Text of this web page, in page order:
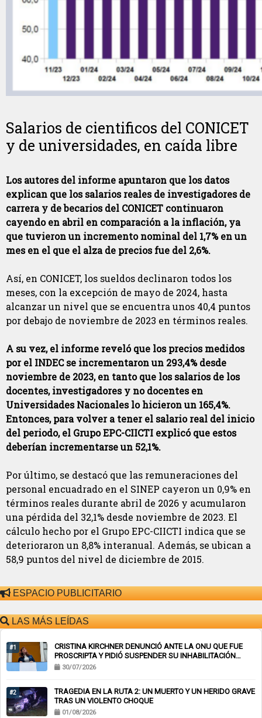
Salarios de cientificos del CONICET
y de universidades, en caída libre
Los autores del informe apuntaron que los datos
explican que los salarios reales de investigadores de
carrera y de becarios del CONICET continuaron
cayendo en abril en comparación a la inflación, ya
que tuvieron un incremento nominal del 1,7% en un
mes en el que el alza de precios fue del 2,6%.
Así, en CONICET, los sueldos declinaron todos los
meses, con la excepción de mayo de 2024, hasta
alcanzar un nivel que se encuentra unos 40,4 puntos
por debajo de noviembre de 2023 en términos reales.
A su vez, el informe reveló que los precios medidos
por el INDEC se incrementaron un 293,4% desde
noviembre de 2023, en tanto que los salarios de los
docentes, investigadores y no docentes en
Universidades Nacionales lo hicieron un 165,4%.
Entonces, para volver a tener el salario real del inicio
del periodo, el Grupo EPC-CIICTI explicó que estos
deberían incrementarse un 52,1%.
Por último, se destacó que las remuneraciones del
personal encuadrado en el SINEP cayeron un 0,9% en
términos reales durante abril de 2026 y acumularon
una pérdida del 32,1% desde noviembre de 2023. El
cálculo hecho por el Grupo EPC-CIICTI indica que se
deterioraron un 8,8% interanual. Además, se ubican a
58,9 puntos del nivel de diciembre de 2015.
ESPACIO PUBLICITARIO
LAS MÁS LEÍDAS
#1
CRISTINA KIRCHNER DENUNCIÓ ANTE LA ONU QUE FUE
PROSCRIPTA Y PIDIÓ SUSPENDER SU INHABILITACIÓN
PERPETUA
30/07/2026
#2
TRAGEDIA EN LA RUTA 2: UN MUERTO Y UN HERIDO GRAVE
TRAS UN VIOLENTO CHOQUE
01/08/2026